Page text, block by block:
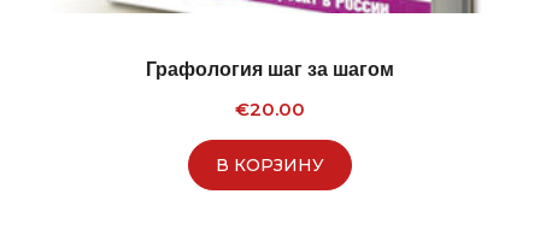
Графология шаг за шагом
€20.00
В КОРЗИНУ